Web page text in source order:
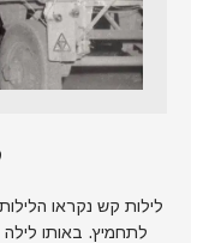
לילות קש נקראו
לתחמיץ. באותו